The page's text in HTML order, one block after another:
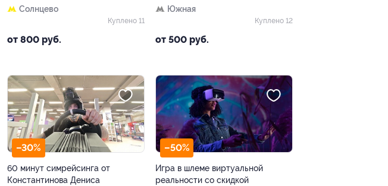
Солнцево
от 800 руб.
Куплено 11
Южная
от 500 руб.
Куплено 12
–30%
60 минут симрейсинга от
Константинова Дениса
–50%
Игра в шлеме виртуальной
реальности со скидкой